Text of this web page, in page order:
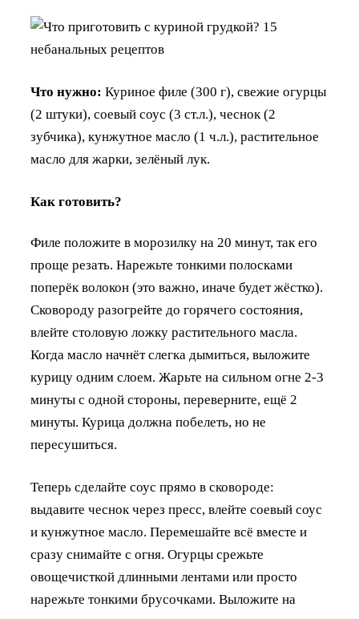
Что нужно: Куриное филе (300 г), свежие огурцы
(2 штуки), соевый соус (3 ст.л.), чеснок (2
зубчика), кунжутное масло (1 ч.л.), растительное
масло для жарки, зелёный лук.
Как готовить?
Филе положите в морозилку на 20 минут, так его
проще резать. Нарежьте тонкими полосками
поперёк волокон (это важно, иначе будет жёстко).
Сковороду разогрейте до горячего состояния,
влейте столовую ложку растительного масла.
Когда масло начнёт слегка дымиться, выложите
курицу одним слоем. Жарьте на сильном огне 2-3
минуты с одной стороны, переверните, ещё 2
минуты. Курица должна побелеть, но не
пересушиться.
Теперь сделайте соус прямо в сковороде:
выдавите чеснок через пресс, влейте соевый соус
и кунжутное масло. Перемешайте всё вместе и
сразу снимайте с огня. Огурцы срежьте
овощечисткой длинными лентами или просто
нарежьте тонкими брусочками. Выложите на